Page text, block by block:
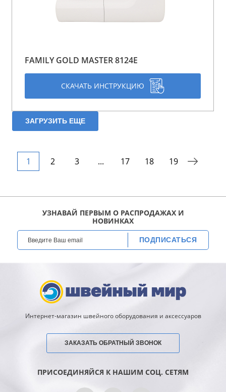
FAMILY GOLD MASTER 8124E
СКАЧАТЬ ИНСТРУКЦИЮ
ЗАГРУЗИТЬ ЕЩЕ
1 2 3 ... 17 18 19
УЗНАВАЙ ПЕРВЫМ О РАСПРОДАЖАХ И
НОВИНКАХ
ПОДПИСАТЬСЯ
Интернет-магазин швейного оборудования и аксессуаров
ЗАКАЗАТЬ ОБРАТНЫЙ ЗВОНОК
ПРИСОЕДИНЯЙСЯ К НАШИМ СОЦ. СЕТЯМ